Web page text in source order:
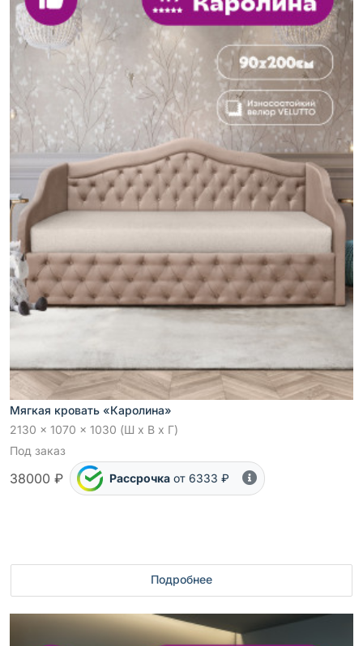
Мягкая кровать «Каролина»
2130 x 1070 x 1030 (Ш x В x Г)
Под заказ
38000 ₽ Рассрочка от 6333 ₽
Подробнее